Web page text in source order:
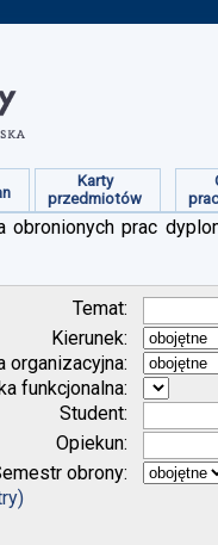
Karty
przedmiotów
obronionych prac
Temat:
Kierunek:
organizacyjna:
funkcjonalna:
Student:
Opiekun:
obrony: